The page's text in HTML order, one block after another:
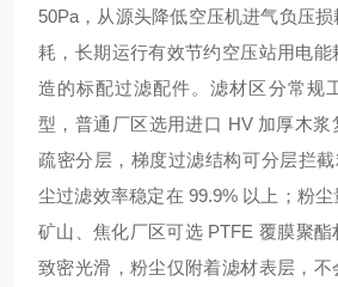
50Pa，从源头降低空压机进气负压
耗，长期运行有效节约空压站用电能
造的标配过滤配件。滤材区分常规
型，普通厂区选用进口 HV 加厚木
疏密分层，梯度过滤结构可分层拦
尘过滤效率稳定在 99.9% 以上；粉
矿山、焦化厂区可选 PTFE 覆膜聚
致密光滑，粉尘仅附着滤材表层，不